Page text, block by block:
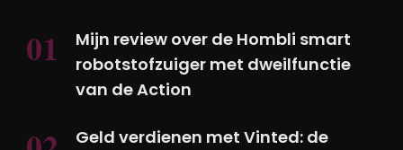
Mijn review over de Hombli smart
robotstofzuiger met dweilfunctie
van de Action
Geld verdienen met Vinted: de